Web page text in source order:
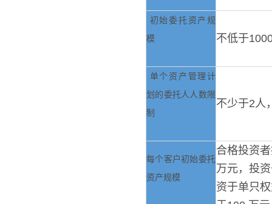
初始委托资产规
模
不低于
单个资产管理计
划的委托人人数限
制
不少于2人
每个客户初始委托
资产规模
合格投资
万元，投
资于单只